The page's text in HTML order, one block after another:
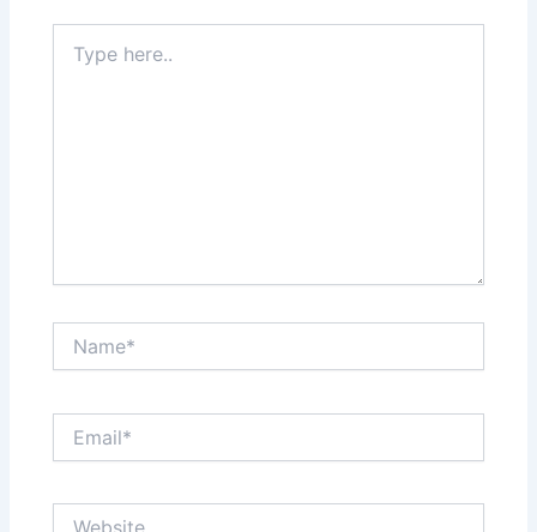
here..